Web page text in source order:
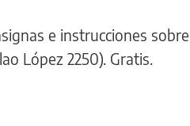
e instrucciones
López 2250). Gratis.